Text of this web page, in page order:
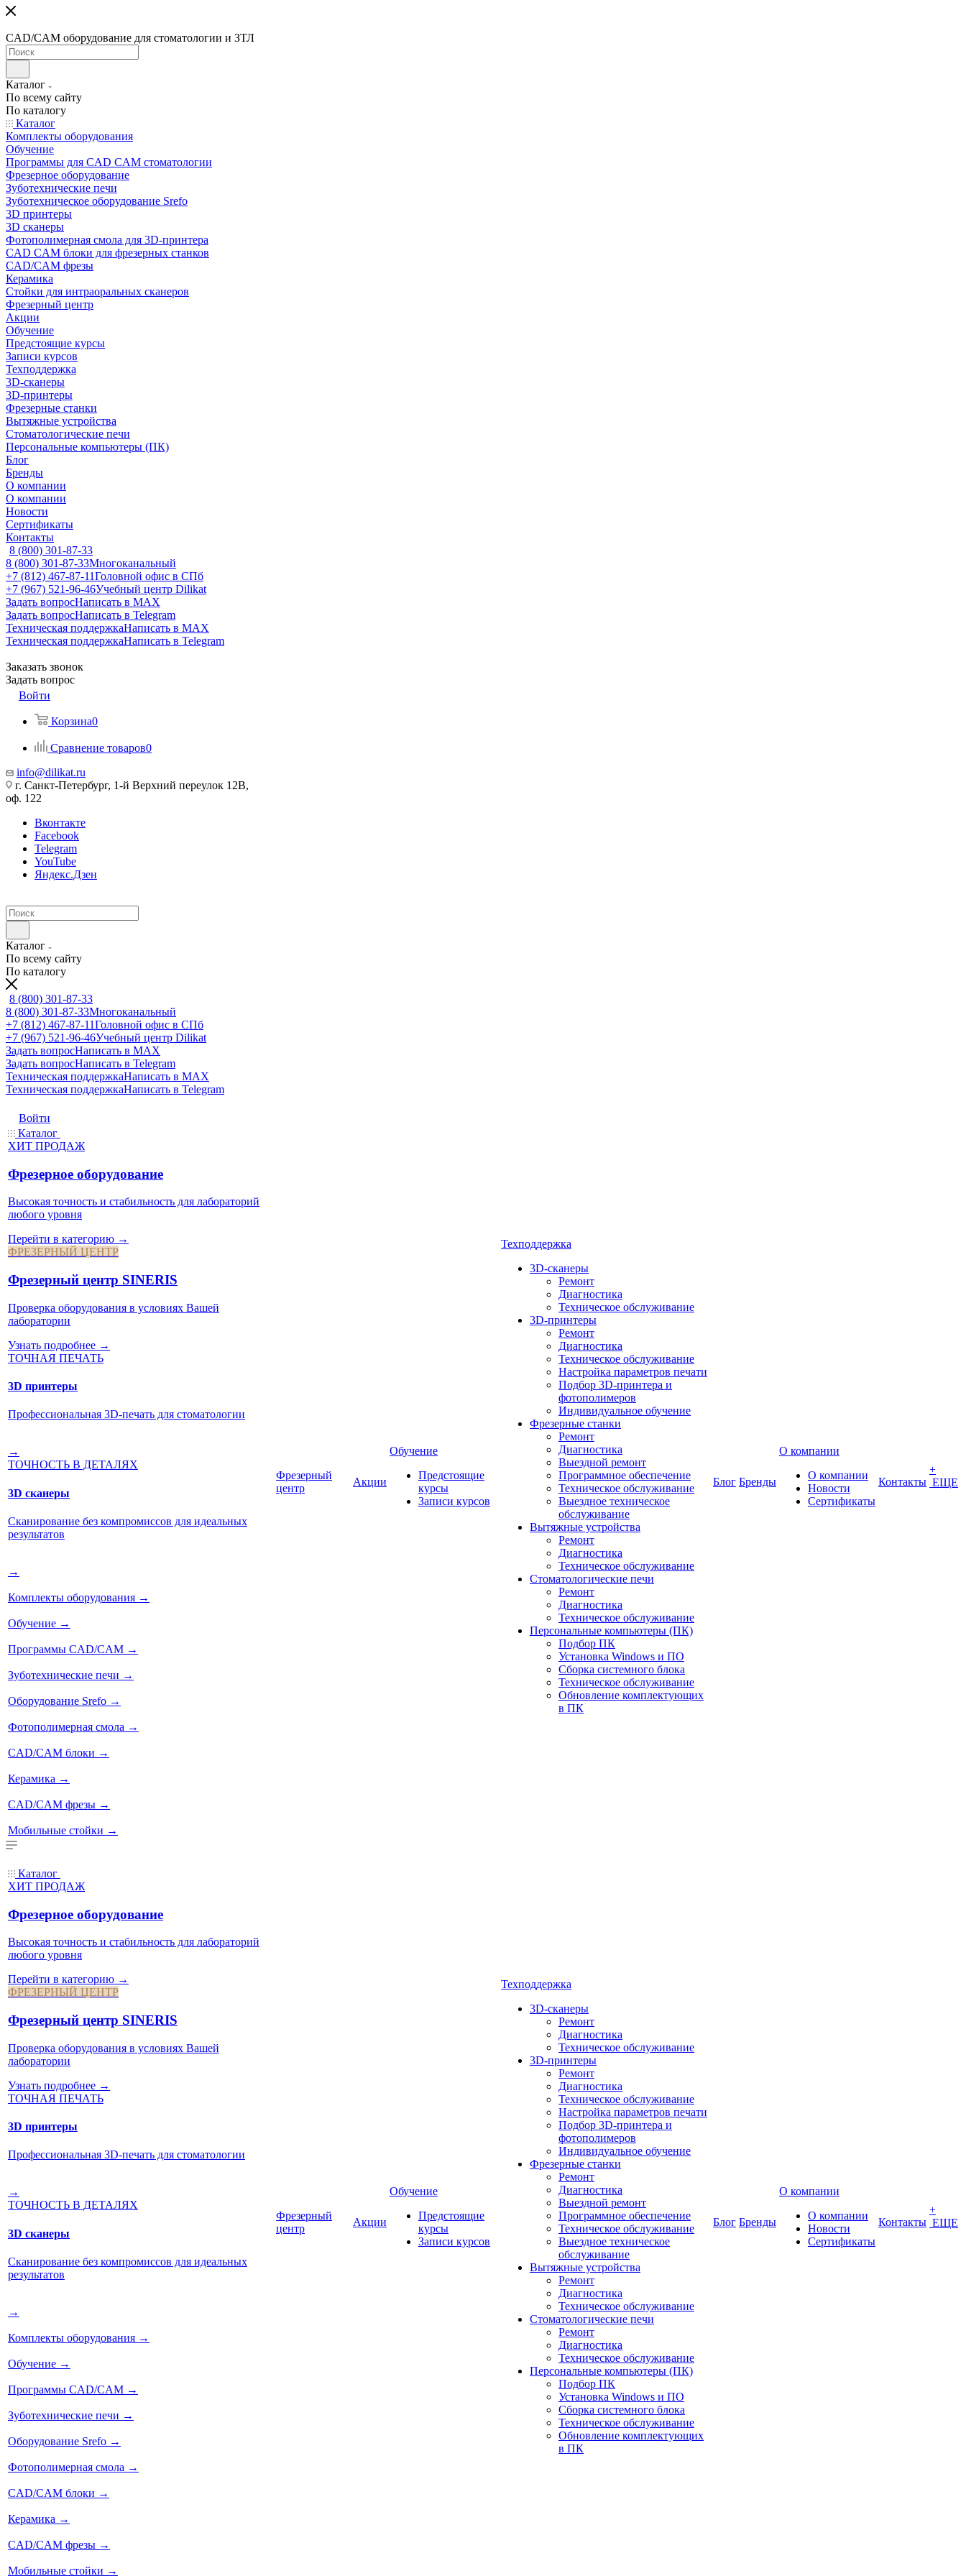
CAD/CAM оборудование для стоматологии и ЗТЛ
Каталог
По всему сайту
По каталогу
Каталог
Комплекты оборудования
Обучение
Программы для CAD CAM стоматологии
Фрезерное оборудование
Зуботехнические печи
Зуботехническое оборудование Srefo
3D принтеры
3D сканеры
Фотополимерная смола для 3D-принтера
CAD CAM блоки для фрезерных станков
CAD/CAM фрезы
Керамика
Стойки для интраоральных сканеров
Фрезерный центр
Акции
Обучение
Предстоящие курсы
Записи курсов
Техподдержка
3D-сканеры
3D-принтеры
Фрезерные станки
Вытяжные устройства
Стоматологические печи
Персональные компьютеры (ПК)
Блог
Бренды
О компании
О компании
Новости
Сертификаты
Контакты
8 (800) 301-87-33
8 (800) 301-87-33Многоканальный
+7 (812) 467-87-11Головной офис в СПб
+7 (967) 521-96-46Учебный центр Dilikat
Задать вопросНаписать в MAX
Задать вопросНаписать в Telegram
Техническая поддержкаНаписать в MAX
Техническая поддержкаНаписать в Telegram
Заказать звонок
Задать вопрос
Войти
Корзина0
Сравнение товаров0
info@dilikat.ru
г. Санкт-Петербург, 1-й Верхний переулок 12В,
оф. 122
Вконтакте
Facebook
Telegram
YouTube
Яндекс.Дзен
Каталог
По всему сайту
По каталогу
8 (800) 301-87-33
8 (800) 301-87-33Многоканальный
+7 (812) 467-87-11Головной офис в СПб
+7 (967) 521-96-46Учебный центр Dilikat
Задать вопросНаписать в MAX
Задать вопросНаписать в Telegram
Техническая поддержкаНаписать в MAX
Техническая поддержкаНаписать в Telegram
Войти
Каталог
ХИТ ПРОДАЖ
Фрезерное оборудование
Высокая точность и стабильность для лабораторий
любого уровня
Перейти в категорию →
ФРЕЗЕРНЫЙ ЦЕНТР
Фрезерный центр SINERIS
Проверка оборудования в условиях Вашей
лаборатории
Узнать подробнее →
ТОЧНАЯ ПЕЧАТЬ
3D принтеры
Профессиональная 3D-печать для стоматологии
→
ТОЧНОСТЬ В ДЕТАЛЯХ
3D сканеры
Сканирование без компромиссов для идеальных
результатов
→
Комплекты оборудования →
Обучение →
Программы CAD/CAM →
Зуботехнические печи →
Оборудование Srefo →
Фотополимерная смола →
CAD/CAM блоки →
Керамика →
CAD/CAM фрезы →
Мобильные стойки →
Фрезерный
центр
Акции
Обучение
Предстоящие
курсы
Записи курсов
Техподдержка
3D-сканеры
Ремонт
Диагностика
Техническое обслуживание
3D-принтеры
Ремонт
Диагностика
Техническое обслуживание
Настройка параметров печати
Подбор 3D-принтера и
фотополимеров
Индивидуальное обучение
Фрезерные станки
Ремонт
Диагностика
Выездной ремонт
Программное обеспечение
Техническое обслуживание
Выездное техническое
обслуживание
Вытяжные устройства
Ремонт
Диагностика
Техническое обслуживание
Стоматологические печи
Ремонт
Диагностика
Техническое обслуживание
Персональные компьютеры (ПК)
Подбор ПК
Установка Windows и ПО
Сборка системного блока
Техническое обслуживание
Обновление комплектующих
в ПК
Блог Бренды
О компании
О компании
Новости
Сертификаты
Контакты
+
ЕЩЕ
Каталог
ХИТ ПРОДАЖ
Фрезерное оборудование
Высокая точность и стабильность для лабораторий
любого уровня
Перейти в категорию →
ФРЕЗЕРНЫЙ ЦЕНТР
Фрезерный центр SINERIS
Проверка оборудования в условиях Вашей
лаборатории
Узнать подробнее →
ТОЧНАЯ ПЕЧАТЬ
3D принтеры
Профессиональная 3D-печать для стоматологии
→
ТОЧНОСТЬ В ДЕТАЛЯХ
3D сканеры
Сканирование без компромиссов для идеальных
результатов
→
Комплекты оборудования →
Обучение →
Программы CAD/CAM →
Зуботехнические печи →
Оборудование Srefo →
Фотополимерная смола →
CAD/CAM блоки →
Керамика →
CAD/CAM фрезы →
Мобильные стойки →
Фрезерный
центр
Акции
Обучение
Предстоящие
курсы
Записи курсов
Техподдержка
3D-сканеры
Ремонт
Диагностика
Техническое обслуживание
3D-принтеры
Ремонт
Диагностика
Техническое обслуживание
Настройка параметров печати
Подбор 3D-принтера и
фотополимеров
Индивидуальное обучение
Фрезерные станки
Ремонт
Диагностика
Выездной ремонт
Программное обеспечение
Техническое обслуживание
Выездное техническое
обслуживание
Вытяжные устройства
Ремонт
Диагностика
Техническое обслуживание
Стоматологические печи
Ремонт
Диагностика
Техническое обслуживание
Персональные компьютеры (ПК)
Подбор ПК
Установка Windows и ПО
Сборка системного блока
Техническое обслуживание
Обновление комплектующих
в ПК
Блог Бренды
О компании
О компании
Новости
Сертификаты
Контакты
+
ЕЩЕ